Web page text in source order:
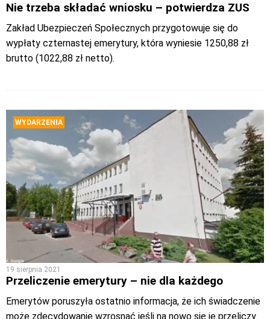
Nie trzeba składać wniosku – potwierdza ZUS
Zakład Ubezpieczeń Społecznych przygotowuje się do
wypłaty czternastej emerytury, która wyniesie 1250,88 zł
brutto (1022,88 zł netto).
WYDARZENIA
19 sierpnia 2021
Przeliczenie emerytury – nie dla każdego
Emerytów poruszyła ostatnio informacja, że ich świadczenie
może zdecydowanie wzrosnąć jeśli na nowo się je przeliczy.